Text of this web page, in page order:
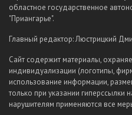
областное государственное
"Приангарье".
Главный редактор: Люстрицкий
Сайт содержит материалы,
индивидуализации (логотипы,
использование информации,
только при указании гиперссылки
нарушителям применяются все